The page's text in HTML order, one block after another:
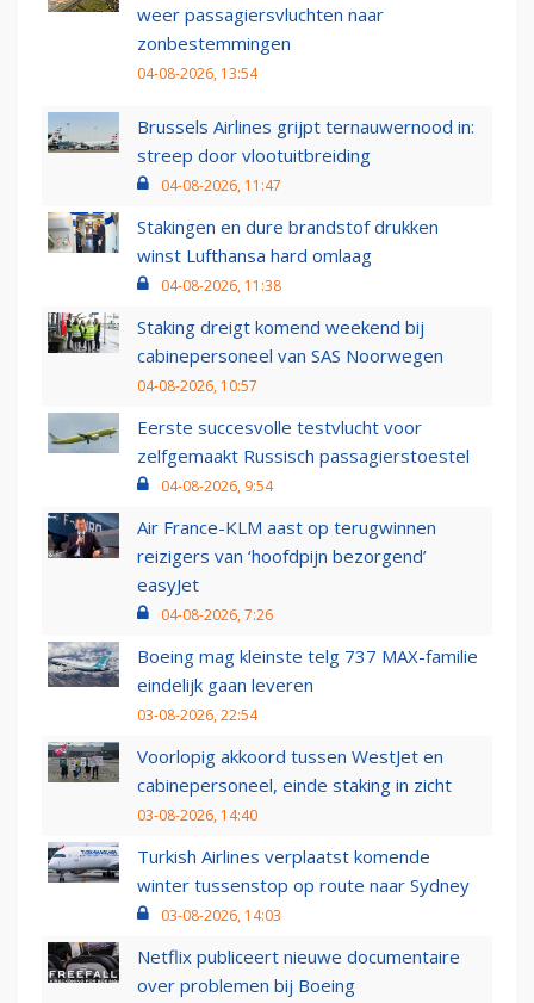
weer passagiersvluchten naar
zonbestemmingen
04-08-2026, 13:54
Brussels Airlines grijpt ternauwernood in:
streep door vlootuitbreiding
04-08-2026, 11:47
Stakingen en dure brandstof drukken
winst Lufthansa hard omlaag
04-08-2026, 11:38
Staking dreigt komend weekend bij
cabinepersoneel van SAS Noorwegen
04-08-2026, 10:57
Eerste succesvolle testvlucht voor
zelfgemaakt Russisch passagierstoestel
04-08-2026, 9:54
Air France-KLM aast op terugwinnen
reizigers van ‘hoofdpijn bezorgend’
easyJet
04-08-2026, 7:26
Boeing mag kleinste telg 737 MAX-familie
eindelijk gaan leveren
03-08-2026, 22:54
Voorlopig akkoord tussen WestJet en
cabinepersoneel, einde staking in zicht
03-08-2026, 14:40
Turkish Airlines verplaatst komende
winter tussenstop op route naar Sydney
03-08-2026, 14:03
Netflix publiceert nieuwe documentaire
over problemen bij Boeing